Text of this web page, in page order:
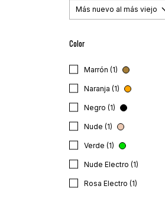
Color
Marrón (1)
Naranja (1)
Negro (1)
Nude (1)
Verde (1)
Nude Electro (1)
Rosa Electro (1)